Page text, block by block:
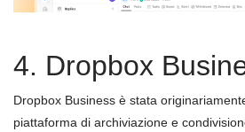
4. Dropbox
Dropbox Business è stata
piattaforma di archiviazione e